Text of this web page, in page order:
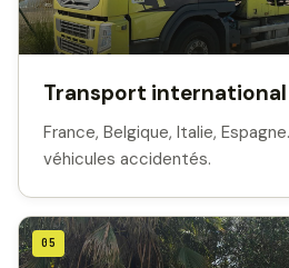
Transport international
France, Belgique, Italie,
véhicules accidentés.
05